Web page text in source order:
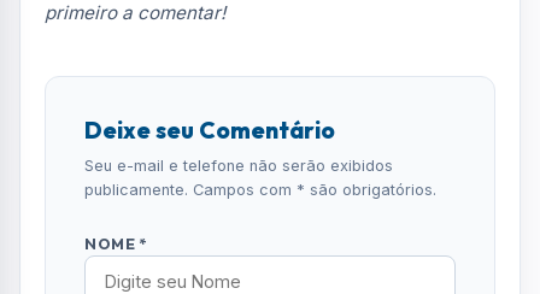
COMENTÁRIO *